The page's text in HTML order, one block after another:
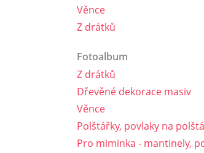
Věnce
Z drátků
Fotoalbum
Z drátků
Dřevěné dekorace masiv
Věnce
Polštářky, povlaky na
Pro miminka - mantinely,